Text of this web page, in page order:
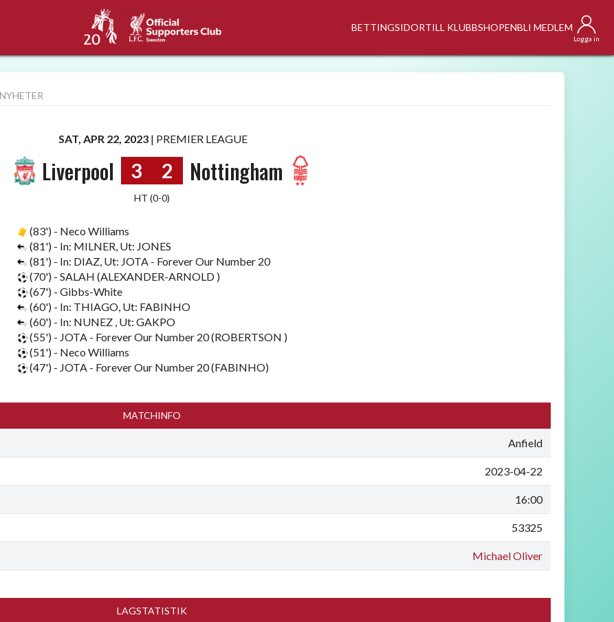
BETTINGSIDORTILL KLUBBSHOPENBLI MEDLEM
Logga in
SAT, APR 22, 2023 | PREMIER LEAGUE
Liverpool 3 2 Nottingham
HT (0-0)
(83') - Neco Williams
(81') - In: MILNER, Ut: JONES
(81') - In: DIAZ, Ut: JOTA - Forever Our Number 20
(70') - SALAH (ALEXANDER-ARNOLD )
(67') - Gibbs-White
(60') - In: THIAGO, Ut: FABINHO
(60') - In: NUNEZ , Ut: GAKPO
(55') - JOTA - Forever Our Number 20 (ROBERTSON )
(51') - Neco Williams
(47') - JOTA - Forever Our Number 20 (FABINHO)
MATCHINFO
Anfield
2023-04-22
16:00
53325
Michael Oliver
LAGSTATISTIK